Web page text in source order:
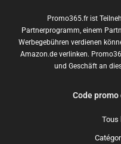
Promo365.fr ist
Partnerprogramm, einem
Werbegebühren verdienen
Amazon.de verlinken.
und Geschäft an
Code
Tous